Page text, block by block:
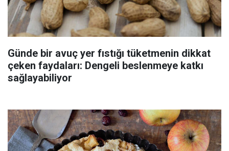
Günde bir avuç yer fıstığı tüketmenin dikkat
çeken faydaları: Dengeli beslenmeye katkı
sağlayabiliyor